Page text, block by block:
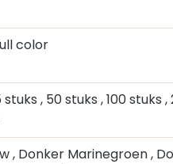
color
stuks , 50 stuks , 100 stuks ,
, Donker Marinegroen,